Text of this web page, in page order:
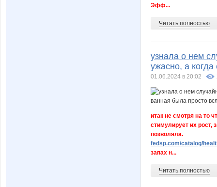
Эфф...
Читать полностью
узнала о нем
ужасно, а
01.06.2024 в 20:02
итак не смотря на то
стимулирует их рост,
позволяла.
fedsp.com/catalog/
запах н...
Читать полностью